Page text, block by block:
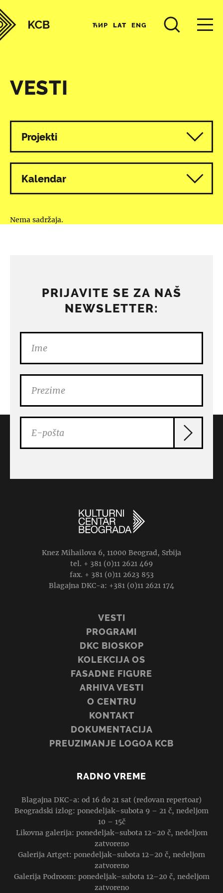
ЋИР LAT ENG
VESTI
Svi programi
Projekti
Kalendar
Nema sadržaja.
PRIJAVITE SE ZA NAŠ
NEWSLETTER:
Knez Mihailova 6, 11000 Beograd, Srbija
tel. + 381 (0)11 2621 469
fax. + 381 (0)11 2623 853
Blagajna DKC-a: +381 (0)11 2621 174
VESTI
PROGRAMI
DKC BIOSKOP
KOLEKCIJA OS
FASADNE FIGURE
ARHIVA VESTI
O CENTRU
KONTAKT
DOKUMENTACIJA
PREUZIMANJE LOGOA KCB
RADNO VREME
Blagajna DKC-a: od 16 do 21 sat (redovan repertoar)
Beogradski izlog: ponedeljak–subota 9 – 21 č, nedeljom
10 – 15č
Likovna galerija: ponedeljak–subota 12–20 č, nedeljom
zatvoreno
Galerija Artget: ponedeljak–subota 12–20 č, nedeljom
zatvoreno
Galerija Podroom: ponedeljak–subota 12–20 č, nedeljom
zatvoreno